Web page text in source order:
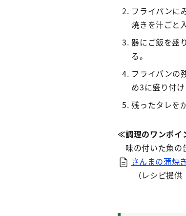
フライパンに
焼きを汁ごと
器にご飯を盛
る。
フライパンの
め3に盛り付け
残ったタレを
≪調理のワンポ
味の付いた魚の
さんまの蒲焼
（レシピ提供：